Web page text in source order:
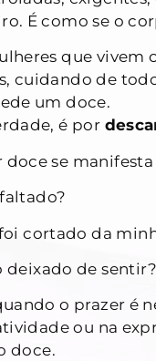
É como se o
que vivem
cuidando de
um doce.
é por
doce se
cortado da
deixado de sentir?
o prazer é
ou na
doce.